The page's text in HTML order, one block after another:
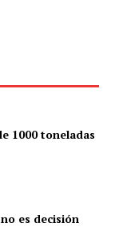
1000 toneladas
es decisión